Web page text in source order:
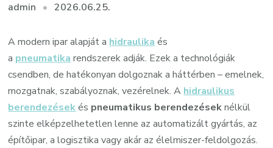
admin 2026.06.25.
A modern ipar alapját a hidraulika és
a pneumatika rendszerek adják. Ezek a technológiák
csendben, de hatékonyan dolgoznak a háttérben – emelnek,
mozgatnak, szabályoznak, vezérelnek. A hidraulikus
berendezésekés pneumatikus berendezéseknélkül
szinte elképzelhetetlen lenne az automatizált gyártás, az
építőipar, a logisztika vagy akár az élelmiszer-feldolgozás.